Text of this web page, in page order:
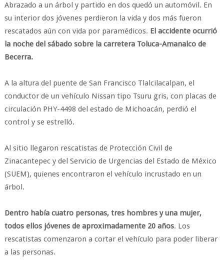
Abrazado a un árbol y partido en dos quedó un automóvil. En
su interior dos jóvenes perdieron la vida y dos más fueron
rescatados aún con vida por paramédicos. El accidente ocurrió
la noche del sábado sobre la carretera Toluca-Amanalco de
Becerra.
A la altura del puente de San Francisco Tlalcilacalpan, el
conductor de un vehículo Nissan tipo Tsuru gris, con placas de
circulación PHY-4498 del estado de Michoacán, perdió el
control y se estrelló.
Al sitio llegaron rescatistas de Protección Civil de
Zinacantepec y del Servicio de Urgencias del Estado de México
(SUEM), quienes encontraron el vehículo incrustado en un
árbol.
Dentro había cuatro personas, tres hombres y una mujer,
todos ellos jóvenes de aproximadamente 20 años. Los
rescatistas comenzaron a cortar el vehículo para poder liberar
a las personas.